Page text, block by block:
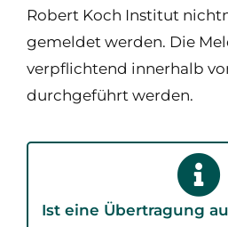
Robert Koch Institut
gemeldet werden. Die
verpflichtend innerhalb
durchgeführt werden.
Ist eine Übertragung